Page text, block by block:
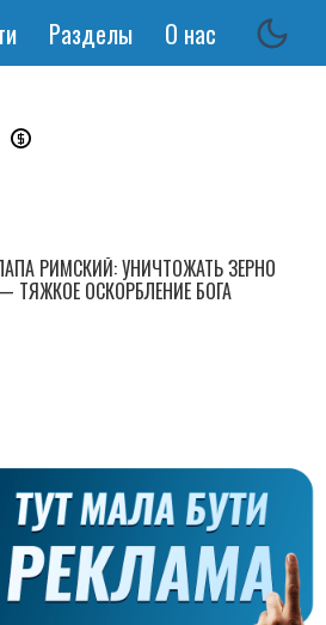
Разделы О нас
РИМСКИЙ: УНИЧТОЖАТЬ ЗЕРНО
ТЯЖКОЕ ОСКОРБЛЕНИЕ БОГА